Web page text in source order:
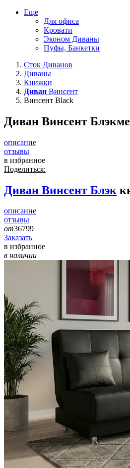
Еще
Для офиса
Кровати
Эконом Диваны
Пуфы, Банкетки
Сток Диванов
Диваны
Книжки
Диван Винсент
Винсент Black
Диван Винсент Блэк
описание
отзывы
в избранное
Поделиться:
Диван Винсент Блэк
описание
отзывы
от36799
Заказать
в избранное
в наличии